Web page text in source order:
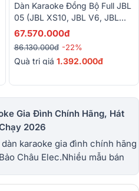
Dàn Karaoke Đồng Bộ Full JBL
05 (JBL XS10, JBL V6, JBL
VX9, Alto TX12S, BBS-S290D)
67.570.000đ
86.130.000đ -22%
Quà trị giá 1.392.000đ
Gia Đình Chính Hãng, Hát
2026
dàn karaoke gia đình chính hãng
Châu Elec.Nhiều mẫu bán
Philips Cao